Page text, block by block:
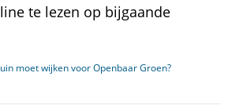
te lezen op bijgaande
moet wijken voor Openbaar Groen?